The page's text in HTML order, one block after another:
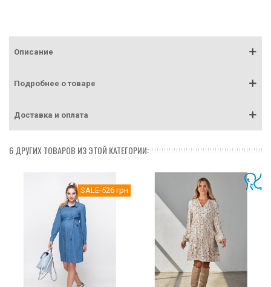
Описание
Подробнее о товаре
Доставка и оплата
6 ДРУГИХ ТОВАРОВ ИЗ ЭТОЙ КАТЕГОРИИ:
SALE-526 грн